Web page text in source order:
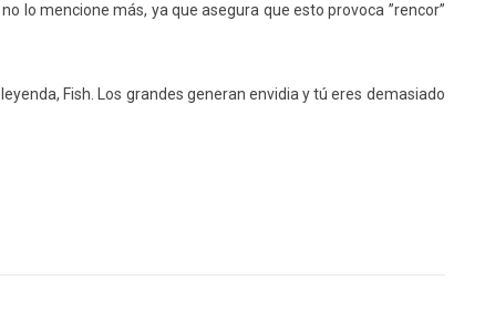
lo mencione más, ya que asegura que esto provoca ”rencor”
Fish. Los grandes generan envidia y tú eres demasiado